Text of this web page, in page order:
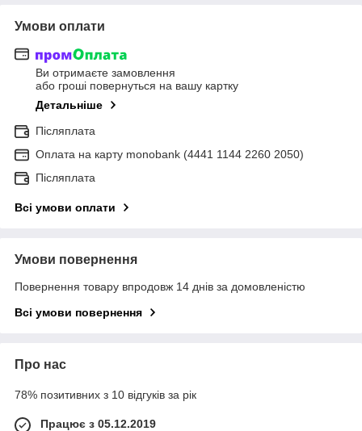
Умови оплати
Ви отримаєте замовлення
або гроші повернуться на вашу картку
Детальніше
Післяплата
Оплата на карту monobank (4441 1144 2260 2050)
Післяплата
Всі умови оплати
Умови повернення
Повернення товару впродовж 14 днів за домовленістю
Всі умови повернення
Про нас
78% позитивних з 10 відгуків за рік
Працює з 05.12.2019